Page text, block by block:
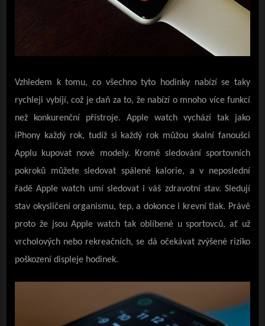
Vzhledem k tomu, co všechno tyto hodinky nabízí se taky
rychleji vybíjí, což je daň za to, že nabízí o mnoho více funkcí
než konkurenční přístroje. Apple watch vychází tak jako
iPhony každý rok, tudíž si každý rok můžou skalní fanoušci
Applu kupovat nové modely. Kromě sledování sportovních
pokroků můžete sledovat spálené kalorie, a v neposlední
řadě Apple watch umí sledovat i váš zdravotní stav. Sledují
stav okysličení organismu, tep, a dokonce i krevní tlak. Právě
proto že jsou Apple watch tak oblíbené u sportovců, ať už
vrcholových nebo rekreačních, se dá očekávat zvýšené riziko
poškození displeje hodinek.